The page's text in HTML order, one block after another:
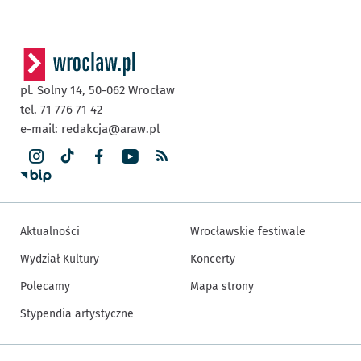
pl. Solny 14, 50-062 Wrocław
tel. 71 776 71 42
e-mail: redakcja@araw.pl
Aktualności
Wydział Kultury
Polecamy
Stypendia artystyczne
Wrocławskie festiwale
Koncerty
Mapa strony